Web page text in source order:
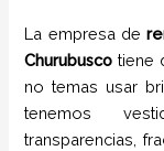
La empresa de
Churubusco tiene
no temas usar
tenemos
transparencias,